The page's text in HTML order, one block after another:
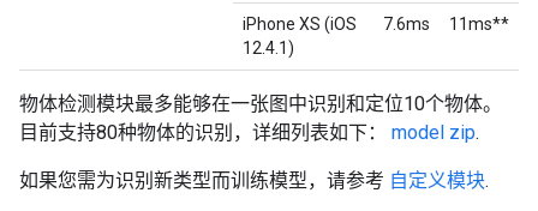
iPhone XS (iOS
12.4.1)
7.6ms 11ms**
物体检测模块最多能够在一张图中识别和定位10个物体。
目前支持80种物体的识别，详细列表如下： model zip.
如果您需为识别新类型而训练模型，请参考 自定义模块.